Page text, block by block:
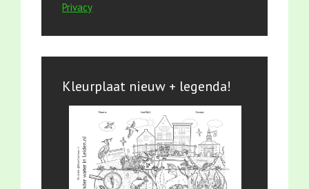
Privacy
Kleurplaat nieuw + legenda!